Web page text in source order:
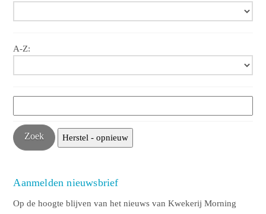
A-Z:
Aanmelden nieuwsbrief
Op de hoogte blijven van het nieuws van Kwekerij Morning